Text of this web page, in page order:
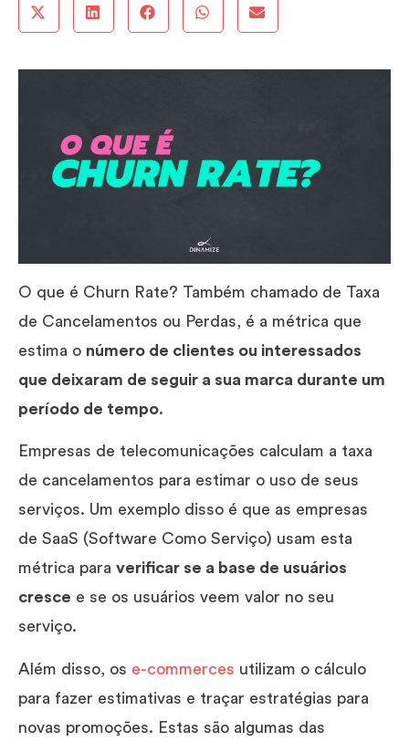
O que é Churn Rate? Também chamado de Taxa
de Cancelamentos ou Perdas, é a métrica que
estima o número de clientes ou interessados
que deixaram de seguir a sua marca durante um
período de tempo.
Empresas de telecomunicações calculam a taxa
de cancelamentos para estimar o uso de seus
serviços. Um exemplo disso é que as empresas
de SaaS (Software Como Serviço) usam esta
métrica para verificar se a base de usuários
cresce e se os usuários veem valor no seu
serviço.
Além disso, os e-commerces utilizam o cálculo
para fazer estimativas e traçar estratégias para
novas promoções. Estas são algumas das